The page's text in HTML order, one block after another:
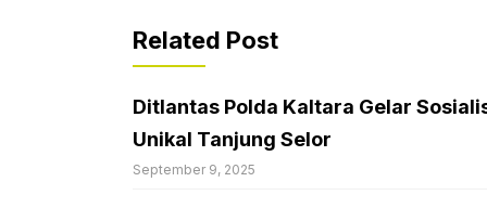
Related Post
Ditlantas Polda Kaltara Gelar
Unikal Tanjung Selor
September 9, 2025